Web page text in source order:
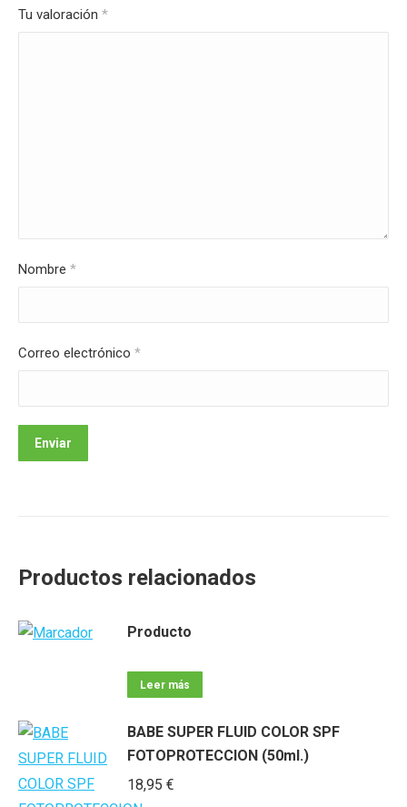
Tu valoración *
Nombre *
Correo electrónico *
Productos relacionados
Producto
Leer más
BABE SUPER FLUID COLOR SPF
FOTOPROTECCION (50ml.)
18,95 €